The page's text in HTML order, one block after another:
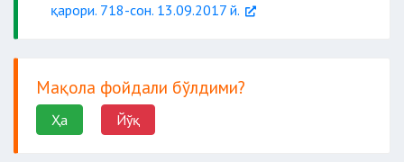
соғлом турмуш тарзини тарғиб қилиш
қарори. 718-сон. 13.09.2017 й.
Мақола фойдали бўлдими?
Ҳа Йўқ